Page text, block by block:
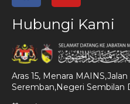
Hubungi Kami
Aras 15, Menara
Seremban,Negeri Sembilan